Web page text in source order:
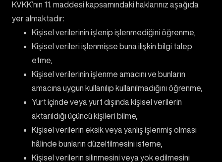
KVKK’nın 11. maddesi kapsamındaki haklarınız aşağıda
yer almaktadır:
Kişisel verilerinin işlenip işlenmediğini öğrenme,
Kişisel verileri işlenmişse buna ilişkin bilgi talep
etme,
Kişisel verilerinin işlenme amacını ve bunların
amacına uygun kullanılıp kullanılmadığını öğrenme,
Yurt içinde veya yurt dışında kişisel verilerin
aktarıldığı üçüncü kişileri bilme,
Kişisel verilerin eksik veya yanlış işlenmiş olması
hâlinde bunların düzeltilmesini isteme,
Kişisel verilerin silinmesini veya yok edilmesini